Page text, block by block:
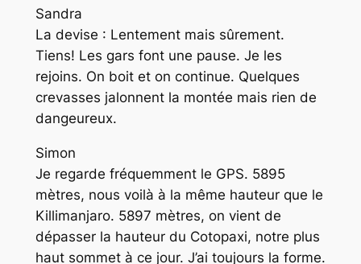
Sandra
La devise : Lentement mais sûrement.
Tiens! Les gars font une pause. Je les
rejoins. On boit et on continue. Quelques
crevasses jalonnent la montée mais rien de
dangeureux.
Simon
Je regarde fréquemment le GPS. 5895
mètres, nous voilà à la même hauteur que le
Killimanjaro. 5897 mètres, on vient de
dépasser la hauteur du Cotopaxi, notre plus
haut sommet à ce jour. J’ai toujours la forme.